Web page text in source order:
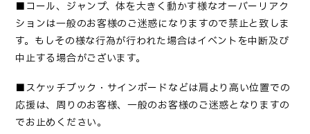
■コール、ジャンプ、体を大きく動かす様なオーバーリアク
ションは一般のお客様のご迷惑になりますので禁止と致しま
す。もしその様な行為が行われた場合はイベントを中断及び
中止する場合がございます。
■スケッチブック・サインボードなどは肩より高い位置での
応援は、周りのお客様、一般のお客様のご迷惑となりますの
でお止めください。